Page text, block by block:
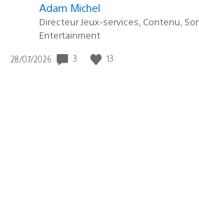
Adam Michel
Directeur Jeux-services, Contenu,
Entertainment
Date
28/07/2026 3 13